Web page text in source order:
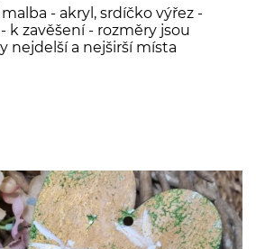
- akryl, srdíčko výřez -
k zavěšení - rozměry jsou
nejdelší a nejširší místa